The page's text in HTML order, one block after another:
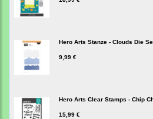
Hero Arts Stanze - Clouds Die
9,99 €
Hero Arts Clear Stamps - Chip
15,99 €